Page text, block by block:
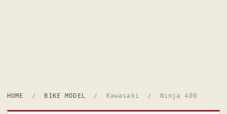
HOME / BIKE MODEL / Kawasaki / Ninja 400